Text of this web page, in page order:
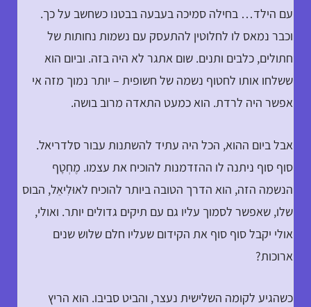
עם הילד… בחילה סמיכה בעבעה בבטנו כשחשב על כך.
וכבר נמאס לו לחלוטין להתעסק עם נשמות נחותות של
חתולים, כלבים ותנים. שום אתגר לא היה בזה. וביום הוא
ששלחו אותו לחטוף נשמה של חשופית – יותר נמוך מזה אי
אפשר היה לרדת. הוא כמעט התאדה מרוב בושה.
אבל ביום ההוא, הכל היה עתיד להשתנות עבור סלדריאל.
סוף סוף ניתנה לו ההזדמנות להוכיח את עצמו. מֶחְטָף
הנשמה הזה, הוא הדרך הטובה ביותר להוכיח לאוּלִיאֵל, הבוס
שלו, שאפשר לסמוך עליו גם עם תיקים גדולים יותר. ואולי,
אולי יקבל סוף סוף את הקידום שעליו חלם שלוש שנים
ארוכות?
כשהגיע לקומה השלישית נעצר, והביט סביבו. הוא הריץ